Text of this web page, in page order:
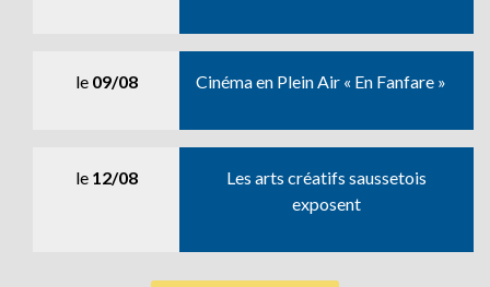
le 09/08 Cinéma en Plein Air « En Fanfare »
le 12/08
Les arts créatifs saussetois
exposent